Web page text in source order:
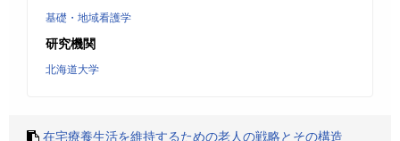
基礎・地域看護学
研究機関
北海道大学
在宅療養生活を維持するための老人の戦略とその構造